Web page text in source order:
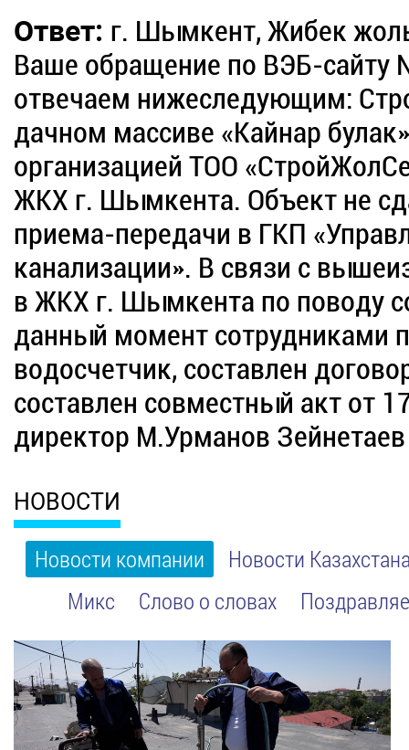
Ответ: г. Шымкент, Жибек
Ваше обращение по ВЭБ-
отвечаем нижеследующим:
дачном массиве «Кайнар
организацией ТОО
ЖКХ г. Шымкента. Объект не
приема-передачи в ГКП
канализации». В связи с
в ЖКХ г. Шымкента по поводу
данный момент сотрудниками
водосчетчик, составлен
составлен совместный акт от
директор М.Урманов
НОВОСТИ
Новости компании
Новости
Микс
Слово о словах